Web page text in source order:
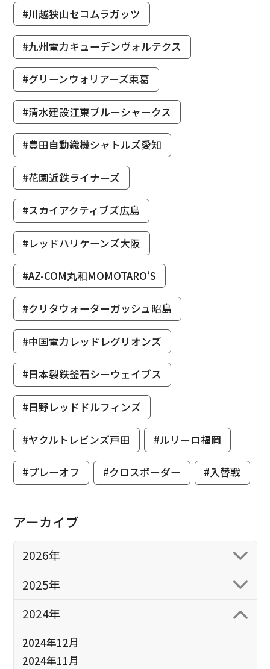
#川越狭山セコムラガッツ
#九州電力キューデンヴォルテクス
#グリーンウォリアーズ東葛
#清水建設江東ブルーシャークス
#豊田自動織機シャトルズ愛知
#花園近鉄ライナーズ
#スカイアクティブズ広島
#レッドハリケーンズ大阪
#AZ-COM丸和MOMOTARO’S
#クリタウォーターガッシュ昭島
#中国電力レッドレグリオンズ
#日本製鉄釜石シーウェイブス
#日野レッドドルフィンズ
#ヤクルトレビンズ戸田 #ルリーロ福岡
#プレーオフ #クロスボーダー #入替戦
アーカイブ
2026年
2025年
2024年
2024年12月
2024年11月